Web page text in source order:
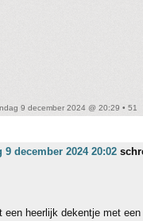
9 december 2024 @ 20:29 • 51
9 december 2024 20:02
een heerlijk dekentje met een